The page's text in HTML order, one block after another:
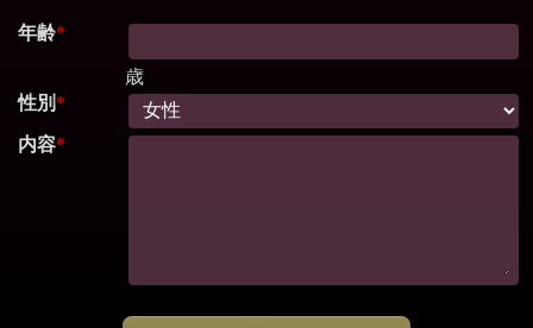
年齢*
歳
性別*
内容*